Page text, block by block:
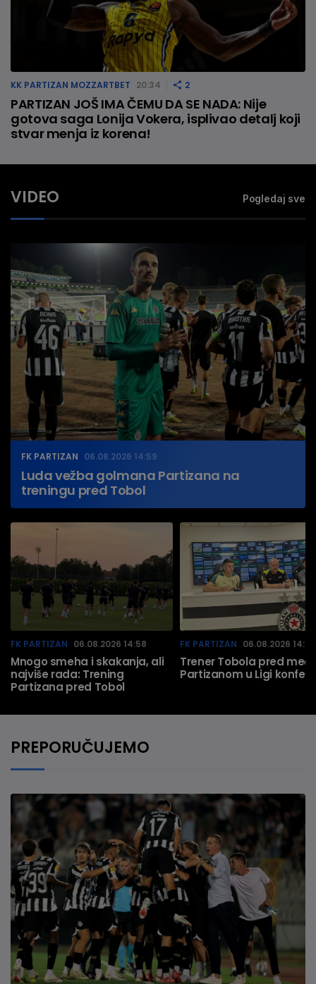
KK PARTIZAN MOZZARTBET 20:34 2
PARTIZAN JOŠ IMA ČEMU DA SE NADA: Nije
gotova saga Lonija Vokera, isplivao detalj koji
stvar menja iz korena!
VIDEO Pogledaj sve
FK PARTIZAN 06.08.2026 14:59
Luda vežba golmana Partizana na
treningu pred Tobol
FK PARTIZAN 06.08.2026 14:58
Mnogo smeha i skakanja, ali
najviše rada: Trening
Partizana pred Tobol
FK PARTIZAN 06.08.2026 14:57
Trener Tobola pred meč
Partizanom u Ligi
PREPORUČUJEMO